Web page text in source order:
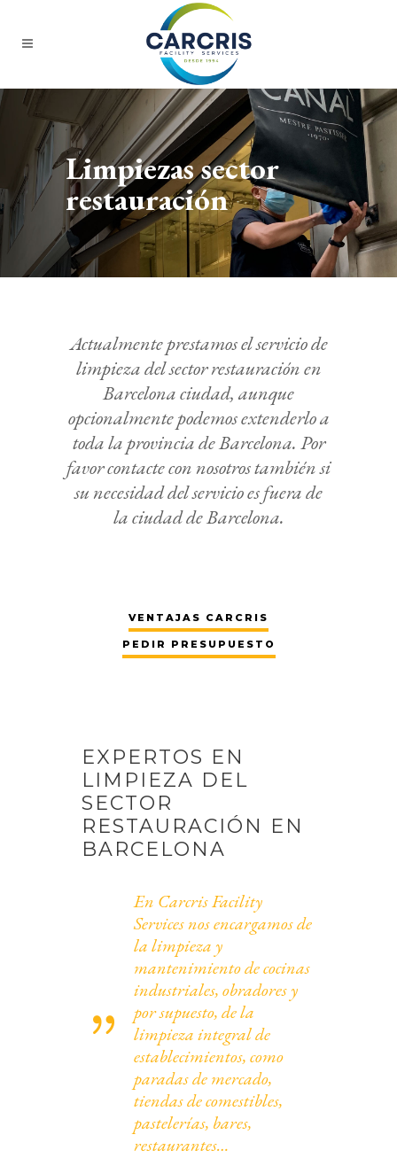
Limpiezas sector
restauración
Actualmente prestamos el servicio de
limpieza del sector restauración en
Barcelona ciudad, aunque
opcionalmente podemos extenderlo a
toda la provincia de Barcelona. Por
favor contacte con nosotros también si
su necesidad del servicio es fuera de
la ciudad de Barcelona.
VENTAJAS CARCRIS
PEDIR PRESUPUESTO
EXPERTOS EN
LIMPIEZA DEL
SECTOR
RESTAURACIÓN EN
BARCELONA
En Carcris Facility
Services nos encargamos de
la limpieza y
mantenimiento de cocinas
industriales, obradores y
por supuesto, de la
limpieza integral de
establecimientos, como
paradas de mercado,
tiendas de comestibles,
pastelerías, bares,
restaurantes…